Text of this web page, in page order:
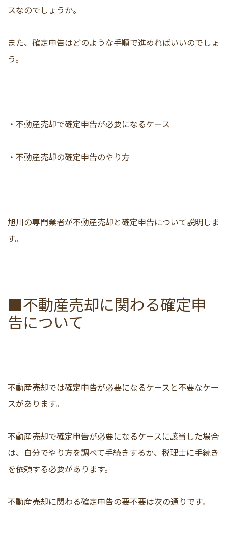
スなのでしょうか。
また、確定申告はどのような手順で進めればいいのでしょ
う。
・不動産売却で確定申告が必要になるケース
・不動産売却の確定申告のやり方
旭川の専門業者が不動産売却と確定申告について説明しま
す。
■不動産売却に関わる確定申
告について
不動産売却では確定申告が必要になるケースと不要なケー
スがあります。
不動産売却で確定申告が必要になるケースに該当した場合
は、自分でやり方を調べて手続きするか、税理士に手続き
を依頼する必要があります。
不動産売却に関わる確定申告の要不要は次の通りです。